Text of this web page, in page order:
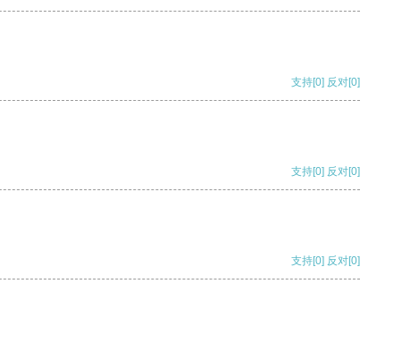
支持[0] 反对[0]
支持[0] 反对[0]
支持[0] 反对[0]